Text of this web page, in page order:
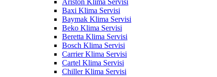
Ariston Klima Servisi
Baxi Klima Servisi
Baymak Klima Servisi
Beko Klima Servisi
Beretta Klima Servisi
Bosch Klima Servisi
Carrier Klima Servisi
Cartel Klima Servisi
Chiller Klima Servisi